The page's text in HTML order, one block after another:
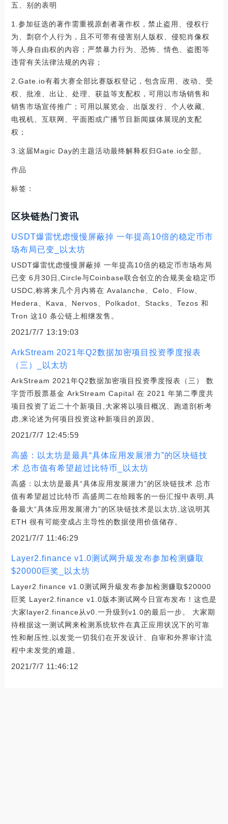
五、别的表明
1.参加征选的著作需重视原創者著作权，禁止盗用、侵权行
为、剽窃个人行为，且不可带有侵害别人版权、侵犯肖像权
等人身自由权的內容；严禁暴力行为、恐怖、情色、盗图等
违背有关法律法规的內容；
2.Gate.io有着大赛全部比赛版权登记，包含应用、改动、受
权、批准、出让、处理、获益等支配权，可用以市场销售和
销售市场宣传推广；可用以展览会、出版发行、个人收藏、
电视机、互联网、平面图或广播节目新闻媒体展现的支配
权；
3.这届Magic Day的主题活动最终解释权归Gate.io全部。
作品
标签：
区块链热门资讯
USDT爆雷忧虑慢慢屏蔽掉 一年提高10倍的稳定币市
场布局已变_以太坊
USDT爆雷忧虑慢慢屏蔽掉 一年提高10倍的稳定币市场布局
已变 6月30日,Circle与Coinbase联合创立的合规美金稳定币
USDC,称将来几个月内将在 Avalanche、Celo、Flow、
Hedera、Kava、Nervos、Polkadot、Stacks、Tezos 和
Tron 这10 条公链上相继发售。
2021/7/7 13:19:03
ArkStream 2021年Q2数据加密项目投资季度报表
（三）_以太坊
ArkStream 2021年Q2数据加密项目投资季度报表（三） 数
字货币股票基金 ArkStream Capital 在 2021 年第二季度共
项目投资了近二十个新项目,大家将以项目概况、跑道剖析考
虑,来论述为何项目投资这种新项目的原因。
2021/7/7 12:45:59
高盛：以太坊是最具“具体应用发展潜力”的区块链技
术 总市值有希望超过比特币_以太坊
高盛：以太坊是最具“具体应用发展潜力”的区块链技术 总市
值有希望超过比特币 高盛周二在给顾客的一份汇报中表明,具
备最大“具体应用发展潜力”的区块链技术是以太坊,这说明其
ETH 很有可能变成占主导性的数据使用价值储存。
2021/7/7 11:46:29
Layer2.finance v1.0测试网升級发布参加检测赚取
$20000巨奖_以太坊
Layer2.finance v1.0测试网升級发布参加检测赚取$20000
巨奖 Layer2.finance v1.0版本测试网今日宣布发布！这也是
大家layer2.finance从v0.一升级到v1.0的最后一步。 大家期
待根据这一测试网来检测系统软件在真正应用状况下的可靠
性和耐压性,以发觉一切我们在开发设计、自审和外界审计流
程中未发觉的难题。
2021/7/7 11:46:12